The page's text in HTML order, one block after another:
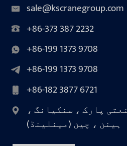
sale@kscranegroup.com
+86-373 387 2232
+86-199 1373 9708
+86-199 1373 9708
+86-182 3877 6721
پارک ، سنکیانگ ،
ہینن ، چین (مینلینڈ)